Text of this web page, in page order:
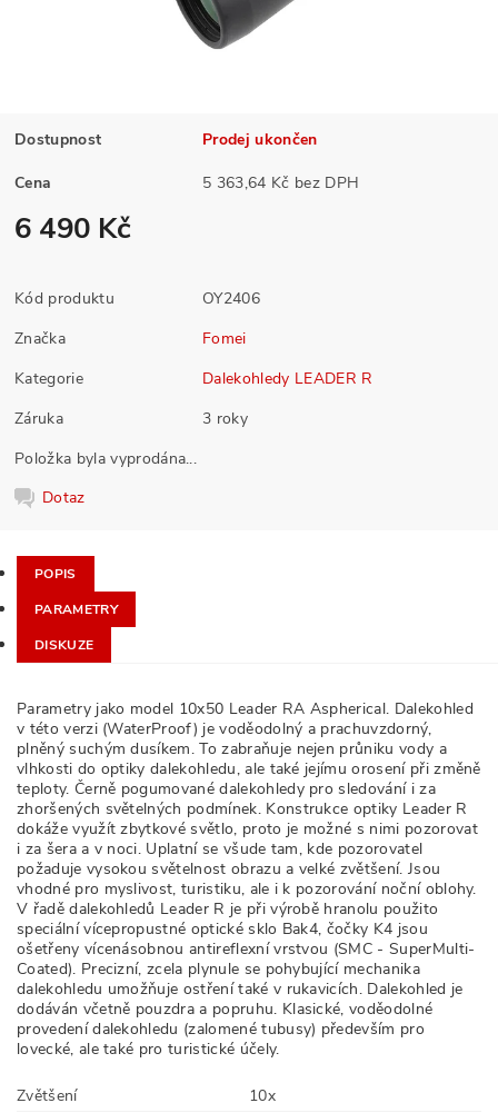
Dostupnost Prodej ukončen
Cena 5 363,64 Kč bez DPH
6 490 Kč
Kód produktu
OY2406
Značka
Fomei
Kategorie
Dalekohledy LEADER R
Záruka
3 roky
Položka byla vyprodána...
Dotaz
POPIS
PARAMETRY
DISKUZE
Parametry jako model 10x50 Leader RA Aspherical. Dalekohled
v této verzi (WaterProof) je voděodolný a prachuvzdorný,
plněný suchým dusíkem. To zabraňuje nejen průniku vody a
vlhkosti do optiky dalekohledu, ale také jejímu orosení při změně
teploty. Černě pogumované dalekohledy pro sledování i za
zhoršených světelných podmínek. Konstrukce optiky Leader R
dokáže využít zbytkové světlo, proto je možné s nimi pozorovat
i za šera a v noci. Uplatní se všude tam, kde pozorovatel
požaduje vysokou světelnost obrazu a velké zvětšení. Jsou
vhodné pro myslivost, turistiku, ale i k pozorování noční oblohy.
V řadě dalekohledů Leader R je při výrobě hranolu použito
speciální vícepropustné optické sklo Bak4, čočky K4 jsou
ošetřeny vícenásobnou antireflexní vrstvou (SMC - SuperMulti-
Coated). Precizní, zcela plynule se pohybující mechanika
dalekohledu umožňuje ostření také v rukavicích. Dalekohled je
dodáván včetně pouzdra a popruhu. Klasické, voděodolné
provedení dalekohledu (zalomené tubusy) především pro
lovecké, ale také pro turistické účely.
Zvětšení
10x